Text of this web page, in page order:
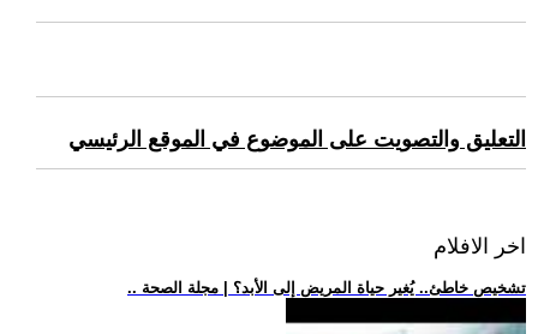
التعليق والتصويت على الموضوع في الموقع الرئيسي
اخر الافلام
.. تشخيص خاطئ.. يُغير حياة المريض إلى الأبد؟ | مجلة الصحة